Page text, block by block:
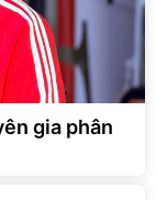
gia phân